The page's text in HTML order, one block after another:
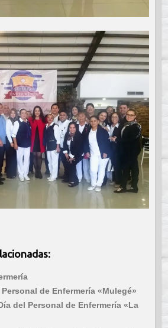
de Enfermería «Mulegé»
del Personal de Enfermería «La